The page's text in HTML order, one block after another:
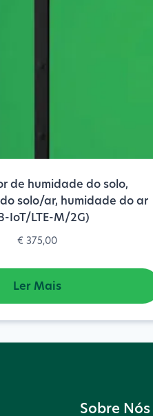
de humidade do solo,
solo/ar, humidade do ar
IoT/LTE-M/2G)
€ 375,00
Ler Mais
Sobre Nós